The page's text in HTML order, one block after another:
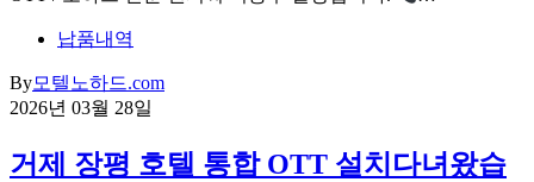
납품내역
By모텔노하드.com
2026년 03월 28일
거제 장평 호텔 통합 OTT 설치다녀왔습